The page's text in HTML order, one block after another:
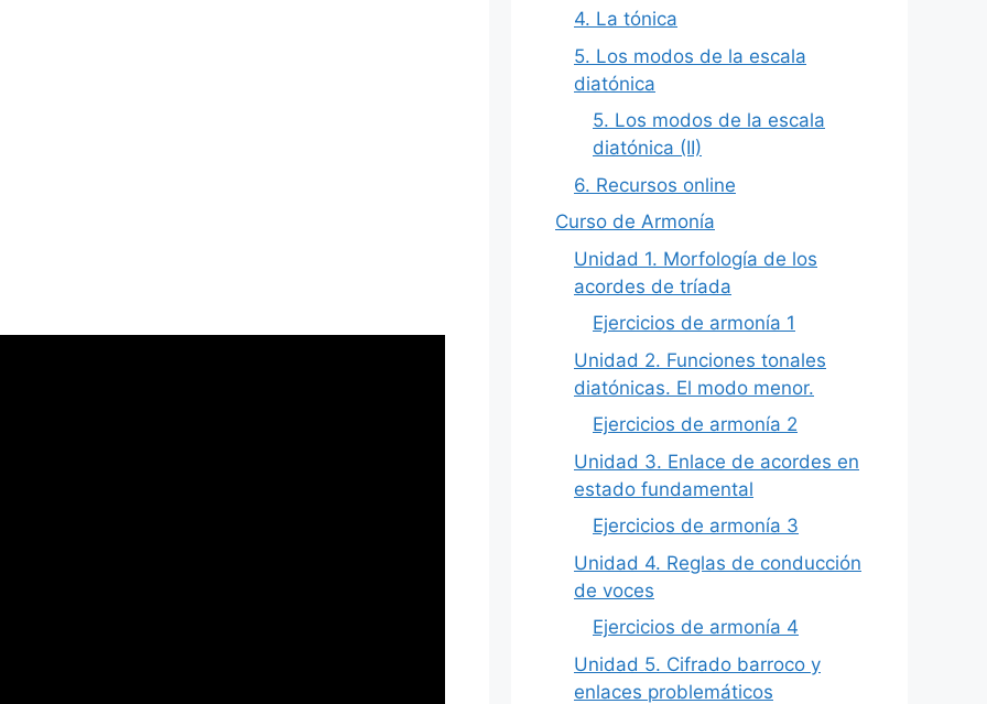
4. La tónica
5. Los modos de la escala
diatónica
5. Los modos de la escala
diatónica (II)
6. Recursos online
Curso de Armonía
Unidad 1. Morfología de los
acordes de tríada
Ejercicios de armonía 1
Unidad 2. Funciones tonales
diatónicas. El modo menor.
Ejercicios de armonía 2
Unidad 3. Enlace de acordes en
estado fundamental
Ejercicios de armonía 3
Unidad 4. Reglas de conducción
de voces
Ejercicios de armonía 4
Unidad 5. Cifrado barroco y
enlaces problemáticos